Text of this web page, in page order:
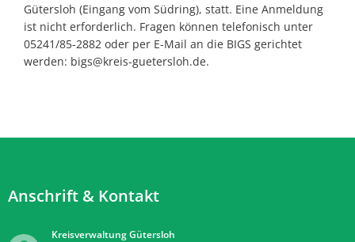
Gütersloh (Eingang vom Südring), statt. Eine Anmeldung
ist nicht erforderlich. Fragen können telefonisch unter
05241/85-2882 oder per E-Mail an die BIGS gerichtet
werden: bigs@kreis-guetersloh.de.
Anschrift & Kontakt
Kreisverwaltung Gütersloh